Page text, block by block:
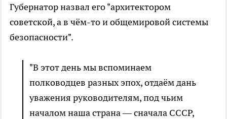
Губернатор назвал его "архитектором
советской, а в чём-то и общемировой системы
безопасности".
"В этот день мы вспоминаем
полководцев разных эпох, отдаём дань
уважения руководителям, под чьим
началом наша страна — сначала СССР,